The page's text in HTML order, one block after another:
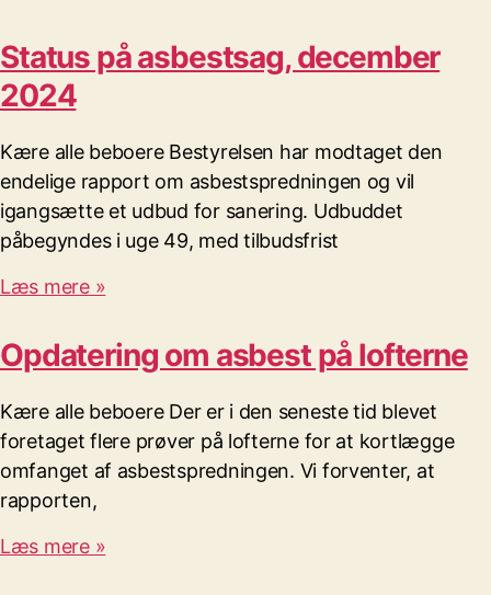
Status på asbestsag, december
2024
Kære alle beboere Bestyrelsen har modtaget den
endelige rapport om asbestspredningen og vil
igangsætte et udbud for sanering. Udbuddet
påbegyndes i uge 49, med tilbudsfrist
Læs mere »
Opdatering om asbest på lofterne
Kære alle beboere Der er i den seneste tid blevet
foretaget flere prøver på lofterne for at kortlægge
omfanget af asbestspredningen. Vi forventer, at
rapporten,
Læs mere »